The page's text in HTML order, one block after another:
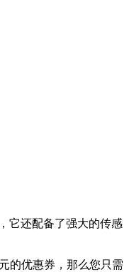
它还配备了强大的传感
的优惠券，那么您只需